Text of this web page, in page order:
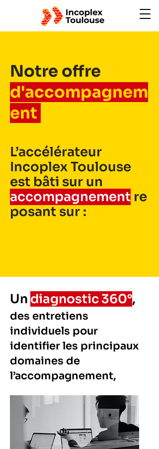
Notre offre
d'accompagnem
ent
L’accélérateur
Incoplex Toulouse
est bâti sur un
accompagnement re
posant sur :
Un diagnostic 360°,
des entretiens
individuels pour
identifier les principaux
domaines de
l’accompagnement,